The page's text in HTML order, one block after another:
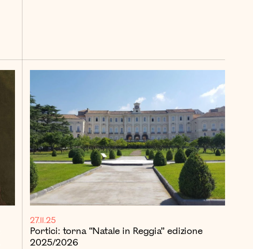
27.11.25
Portici: torna “Natale in Reggia” edizione
2025/2026